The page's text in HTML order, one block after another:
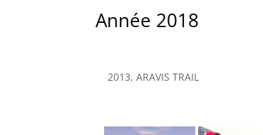
Année 2018
2013, ARAVIS TRAIL